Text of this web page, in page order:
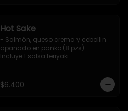
Hot Sake
- Salmón, queso crema y cebollin
apanado en panko (8 pzs).
Incluye 1 salsa teriyaki.
$6.400